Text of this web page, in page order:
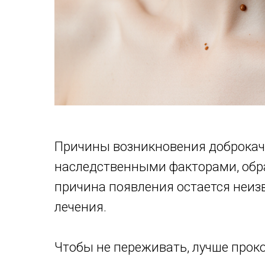
Причины возникновения
наследственными факторами,
причина появления остается
лечения.
Чтобы не переживать, лучше